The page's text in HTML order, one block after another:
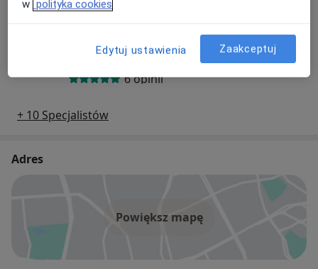
dr n. med. Małgorzata Mokrzycka
Pediatra, Gastrolog, Gastrolog dziecięcy
6 opinii
+ 10 Specjalistów
Adres
Powiększ mapę
w polityka cookies
Edytuj ustawienia Zaakceptuj